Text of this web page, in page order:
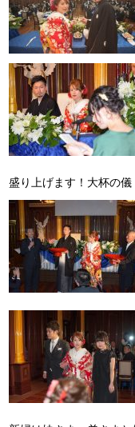
盛り上げます！大杯の儀